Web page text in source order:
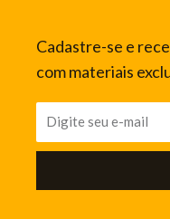
Cadastre-se e
com materiais